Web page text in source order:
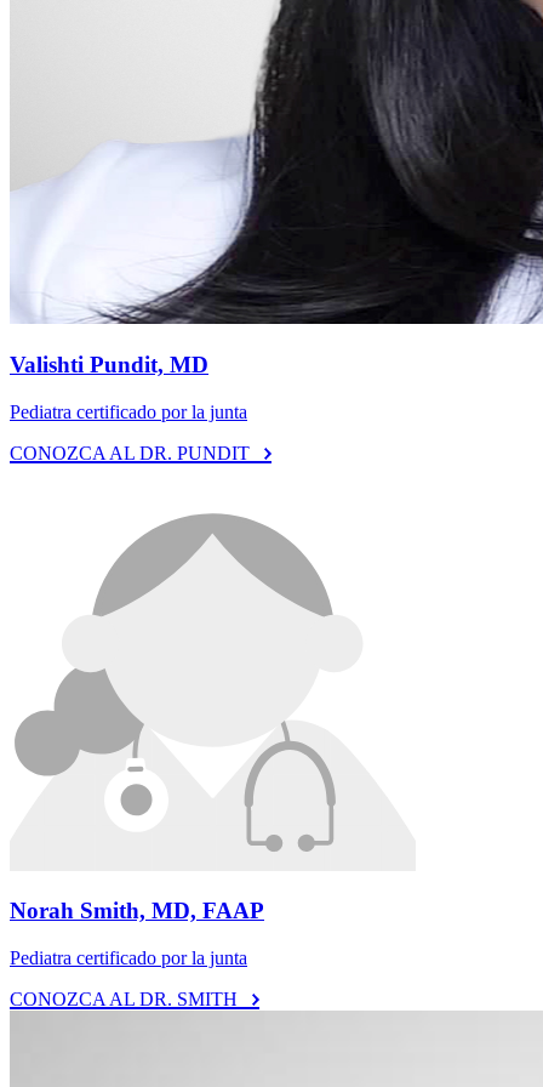
Valishti Pundit, MD
Pediatra certificado por la junta
CONOZCA AL DR. PUNDIT
Norah Smith, MD, FAAP
Pediatra certificado por la junta
CONOZCA AL DR. SMITH